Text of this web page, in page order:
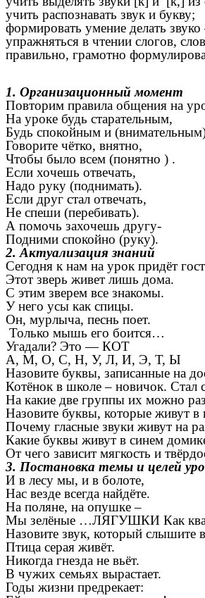
учить распознавать звук и букву;
формировать умение делать
упражняться в чтении слогов,
правильно, грамотно
1. Организационный момент
Повторим правила общения на
На уроке будь старательным,
Будь спокойным и
Говорите чётко, внятно,
Чтобы было всем (понятно ) .
Если хочешь отвечать,
Надо руку (поднимать).
Если друг стал отвечать,
Не спеши (перебивать).
А помочь захочешь другу-
Подними спокойно (руку).
2. Актуализация знаний
Сегодня к нам на урок придёт
Этот зверь живет лишь дома.
С этим зверем все знакомы.
У него усы как спицы.
Он, мурлыча, песнь поет.
Только мышь его боится…
Угадали? Это — КОТ
А, М, О, С, Н, У, Л, И, Э, Т, Ы
Назовите буквы, записанные на
Котёнок в школе – новичок. Стал
На какие две группы их можно
Назовите буквы, которые живут
Почему гласные звуки живут на
Какие буквы живут в синем
От чего зависит мягкость и
3. Постановка темы и целей
И в лесу мы, и в болоте,
Нас везде всегда найдёте.
На поляне, на опушке –
Мы зелёные …ЛЯГУШКИ Как
Назовите звук, который слышите
Птица серая живёт.
Никогда гнезда не вьёт.
В чужих семьях вырастает.
Годы жизни предрекает: